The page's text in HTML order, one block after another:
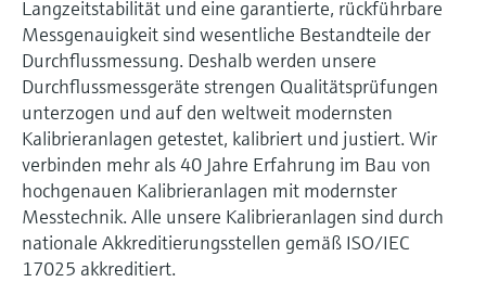
Langzeitstabilität und eine garantierte, rückführbare
Messgenauigkeit sind wesentliche Bestandteile der
Durchflussmessung. Deshalb werden unsere
Durchflussmessgeräte strengen Qualitätsprüfungen
unterzogen und auf den weltweit modernsten
Kalibrieranlagen getestet, kalibriert und justiert. Wir
verbinden mehr als 40 Jahre Erfahrung im Bau von
hochgenauen Kalibrieranlagen mit modernster
Messtechnik. Alle unsere Kalibrieranlagen sind durch
nationale Akkreditierungsstellen gemäß ISO/IEC
17025 akkreditiert.